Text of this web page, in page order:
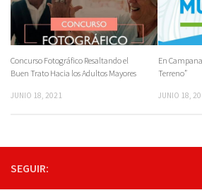
Concurso Fotográfico Resaltando el
Buen Trato Hacia los Adultos Mayores
JUNIO 18, 2021
En
Terreno”
JUNIO 18,
SEGUIR: